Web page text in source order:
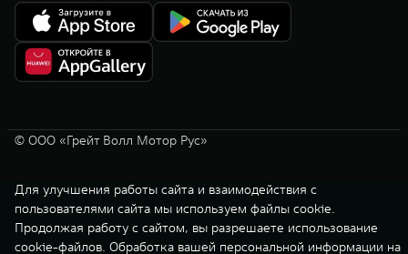
© ООО «Грейт Волл Мотор Рус»
Для улучшения работы сайта и взаимодействия с
пользователями сайта мы используем файлы cookie.
Продолжая работу с сайтом, вы разрешаете использование
cookie-файлов. Обработка вашей персональной информации на